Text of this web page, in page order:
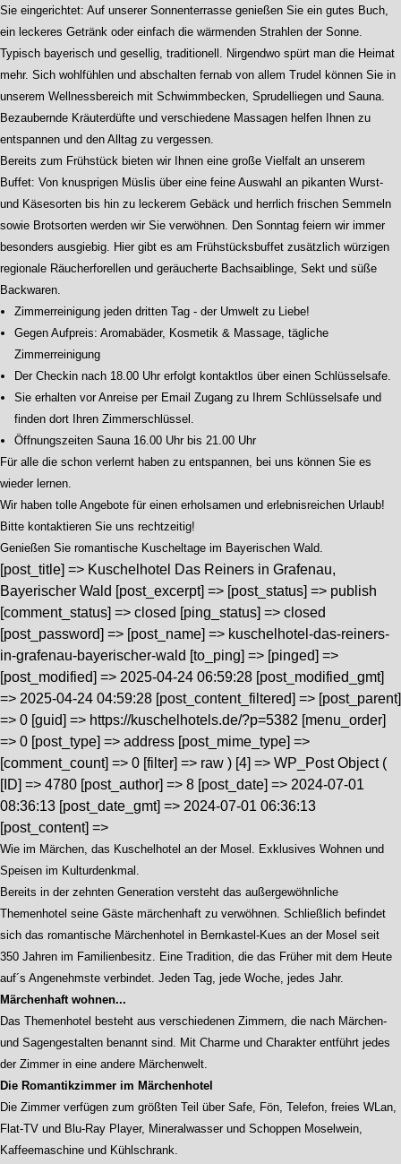
Sie eingerichtet: Auf unserer Sonnenterrasse genießen Sie ein gutes Buch,
ein leckeres Getränk oder einfach die wärmenden Strahlen der Sonne.
Typisch bayerisch und gesellig, traditionell. Nirgendwo spürt man die Heimat
mehr. Sich wohlfühlen und abschalten fernab von allem Trudel können Sie in
unserem Wellnessbereich mit Schwimmbecken, Sprudelliegen und Sauna.
Bezaubernde Kräuterdüfte und verschiedene Massagen helfen Ihnen zu
entspannen und den Alltag zu vergessen.
Bereits zum Frühstück bieten wir Ihnen eine große Vielfalt an unserem
Buffet: Von knusprigen Müslis über eine feine Auswahl an pikanten Wurst-
und Käsesorten bis hin zu leckerem Gebäck und herrlich frischen Semmeln
sowie Brotsorten werden wir Sie verwöhnen. Den Sonntag feiern wir immer
besonders ausgiebig. Hier gibt es am Frühstücksbuffet zusätzlich würzigen
regionale Räucherforellen und geräucherte Bachsaiblinge, Sekt und süße
Backwaren.
Zimmerreinigung jeden dritten Tag - der Umwelt zu Liebe!
Gegen Aufpreis: Aromabäder, Kosmetik & Massage, tägliche
Zimmerreinigung
Der Checkin nach 18.00 Uhr erfolgt kontaktlos über einen Schlüsselsafe.
Sie erhalten vor Anreise per Email Zugang zu Ihrem Schlüsselsafe und
finden dort Ihren Zimmerschlüssel.
Öffnungszeiten Sauna 16.00 Uhr bis 21.00 Uhr
Für alle die schon verlernt haben zu entspannen, bei uns können Sie es
wieder lernen.
Wir haben tolle Angebote für einen erholsamen und erlebnisreichen Urlaub!
Bitte kontaktieren Sie uns rechtzeitig!
Genießen Sie romantische Kuscheltage im Bayerischen Wald.
[post_title] => Kuschelhotel Das Reiners in Grafenau,
Bayerischer Wald [post_excerpt] => [post_status] => publish
[comment_status] => closed [ping_status] => closed
[post_password] => [post_name] => kuschelhotel-das-reiners-
in-grafenau-bayerischer-wald [to_ping] => [pinged] =>
[post_modified] => 2025-04-24 06:59:28 [post_modified_gmt]
=> 2025-04-24 04:59:28 [post_content_filtered] => [post_parent]
=> 0 [guid] => https://kuschelhotels.de/?p=5382 [menu_order]
=> 0 [post_type] => address [post_mime_type] =>
[comment_count] => 0 [filter] => raw ) [4] => WP_Post Object (
[ID] => 4780 [post_author] => 8 [post_date] => 2024-07-01
08:36:13 [post_date_gmt] => 2024-07-01 06:36:13
[post_content] =>
Wie im Märchen, das Kuschelhotel an der Mosel. Exklusives Wohnen und
Speisen im Kulturdenkmal.
Bereits in der zehnten Generation versteht das außergewöhnliche
Themenhotel seine Gäste märchenhaft zu verwöhnen. Schließlich befindet
sich das romantische Märchenhotel in Bernkastel-Kues an der Mosel seit
350 Jahren im Familienbesitz. Eine Tradition, die das Früher mit dem Heute
auf´s Angenehmste verbindet. Jeden Tag, jede Woche, jedes Jahr.
Märchenhaft wohnen...
Das Themenhotel besteht aus verschiedenen Zimmern, die nach Märchen-
und Sagengestalten benannt sind. Mit Charme und Charakter entführt jedes
der Zimmer in eine andere Märchenwelt.
Die Romantikzimmer im Märchenhotel
Die Zimmer verfügen zum größten Teil über Safe, Fön, Telefon, freies WLan,
Flat-TV und Blu-Ray Player, Mineralwasser und Schoppen Moselwein,
Kaffeemaschine und Kühlschrank.